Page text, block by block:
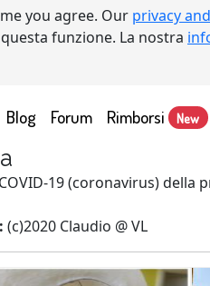
you agree. Our privacy
funzione. La nostra
Blog Forum Rimborsi New
19 (coronavirus) della
(c)2020 Claudio @ VL